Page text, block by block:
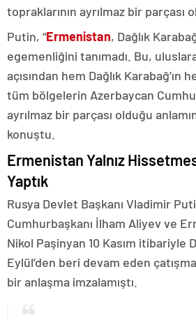
topraklarının ayrılmaz bir parçası
Putin, “Ermenistan, Dağlık
egemenliğini tanımadı. Bu,
açısından hem Dağlık Karabağ’ın
tüm bölgelerin Azerbaycan
ayrılmaz bir parçası olduğu
konuştu.
Ermenistan Yalnız
Yaptık
Rusya Devlet Başkanı Vladimir
Cumhurbaşkanı İlham Aliyev ve
Nikol Paşinyan 10 Kasım itibariyle
Eylül’den beri devam eden
bir anlaşma imzalamıştı.